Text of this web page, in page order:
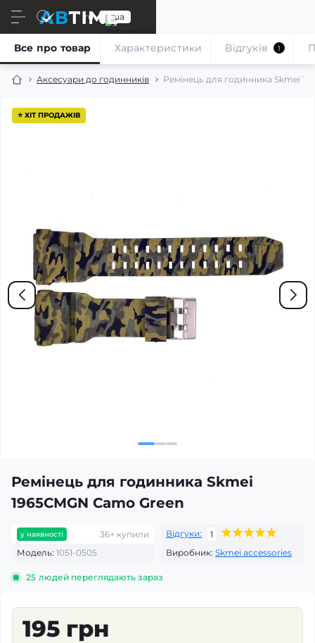
ru ua
Аксесуари до годинників Ремінець для годинника Skmei
Все про товар Характеристики Відгуків 1
⭐ ХІТ ПРОДАЖІВ
Ремінець для годинника Skmei
1965CMGN Camo Green
у наявності 36+ купили Відгуки:
1
Модель: 1051-0505 Виробник: Skmei accessories
25 людей переглядають зараз
195 грн